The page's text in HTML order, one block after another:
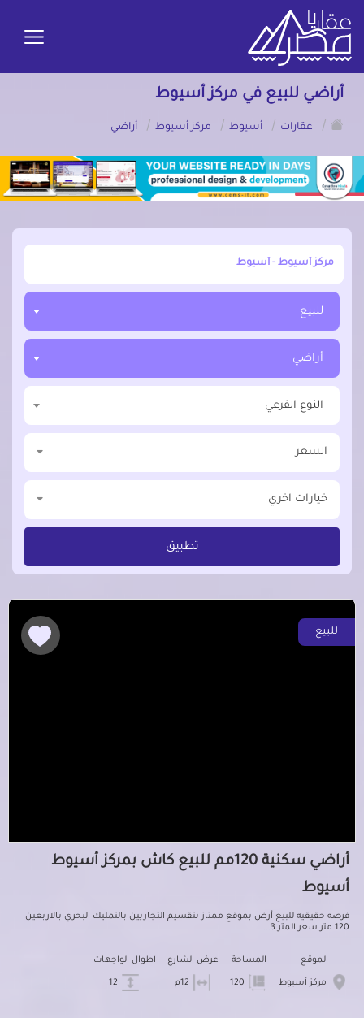
أراضي للبيع في مركز أسيوط
/
عقارات / أسيوط / مركز أسيوط / أراضي
أبحث عن مدينة, محافظة, حي
للبيع
أراضي
النوع الفرعي
السعر
خيارات اخري
تطبيق
للبيع
أراضي سكنية 120مم للبيع كاش بمركز أسيوط
أسيوط
فرصه حقيقيه للبيع أرض بموقع ممتاز بتقسيم التجاريين بالتمليك البحري بالاربعين
120 متر سعر المتر 3...
الموقع
مركز أسيوط
المساحة عرض الشارع أطوال الواجهات